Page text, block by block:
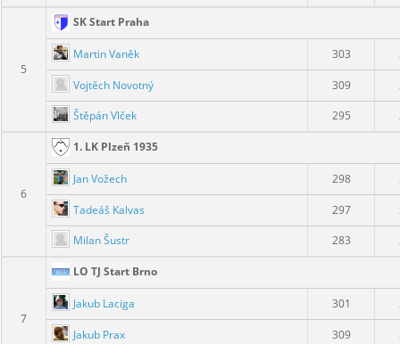
5
SK Start Praha
Martin Vaněk 303
Vojtěch Novotný 309
Štěpán Vlček
295
6
1. LK Plzeň 1935
Jan Vožech 298
Tadeáš Kalvas 297
Milan Šustr
283
7
LO TJ Start Brno
Jakub Laciga 301
Jakub Prax 309